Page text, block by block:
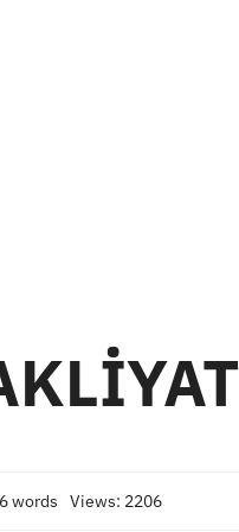
words Views: 2206